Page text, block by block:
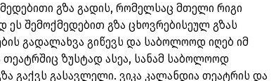
გზა გადის, რომელსაც მთელი რიგი
ეს შემოქმედებით გზა ცხოვრებისეულ გზას
გადალახვა გიწევს და საბოლოოდ იღებ იმ
ზუსტად ასეა, სანამ საბოლოოდ
გაქვს გასავლელი. ვიკა კალანდია თეატრის და